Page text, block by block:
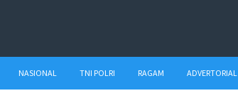
NASIONAL TNI POLRI RAGAM ADVERTORIAL